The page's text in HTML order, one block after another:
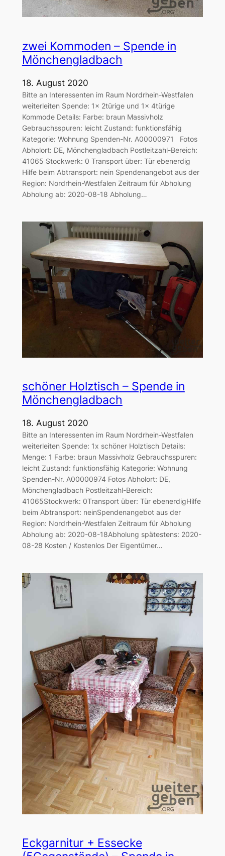
zwei Kommoden – Spende in
Mönchengladbach
18. August 2020
Bitte an Interessenten im Raum Nordrhein-Westfalen
weiterleiten Spende: 1x 2türige und 1x 4türige
Kommode Details: Farbe: braun Massivholz
Gebrauchsspuren: leicht Zustand: funktionsfähig
Kategorie: Wohnung Spenden-Nr. A00000971 Fotos
Abholort: DE, Mönchengladbach Postleitzahl-Bereich:
41065 Stockwerk: 0 Transport über: Tür ebenerdig
Hilfe beim Abtransport: nein Spendenangebot aus der
Region: Nordrhein-Westfalen Zeitraum für Abholung
Abholung ab: 2020-08-18 Abholung…
schöner Holztisch – Spende in
Mönchengladbach
18. August 2020
Bitte an Interessenten im Raum Nordrhein-Westfalen
weiterleiten Spende: 1x schöner Holztisch Details:
Menge: 1 Farbe: braun Massivholz Gebrauchsspuren:
leicht Zustand: funktionsfähig Kategorie: Wohnung
Spenden-Nr. A00000974 Fotos Abholort: DE,
Mönchengladbach Postleitzahl-Bereich:
41065Stockwerk: 0Transport über: Tür ebenerdigHilfe
beim Abtransport: neinSpendenangebot aus der
Region: Nordrhein-Westfalen Zeitraum für Abholung
Abholung ab: 2020-08-18Abholung spätestens: 2020-
08-28 Kosten / Kostenlos Der Eigentümer…
Eckgarnitur + Essecke